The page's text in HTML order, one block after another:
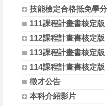
技能檢定合格抵免學分
111課程計畫書核定版
112課程計畫書核定版
113課程計畫書核定版
114課程計畫書核定版
徵才公告
本科介紹影片